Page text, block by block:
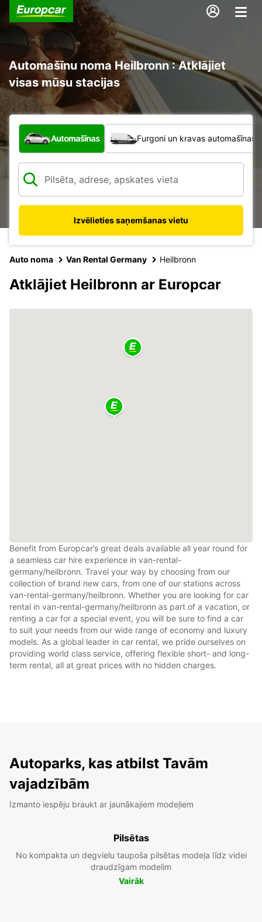
Automašīnu noma Heilbronn : Atklājiet
visas mūsu stacijas
Kāda veida transportlīdzeklis?
Automašīnas Furgoni un kravas automašīnas
Izvēlieties saņemšanas vietu
Auto noma Van Rental Germany Heilbronn
Atklājiet Heilbronn ar Europcar
Benefit from Europcar’s great deals available all year round for
a seamless car hire experience in van-rental-
germany/heilbronn. Travel your way by choosing from our
collection of brand new cars, from one of our stations across
van-rental-germany/heilbronn. Whether you are looking for car
rental in van-rental-germany/heilbronn as part of a vacation, or
renting a car for a special event, you will be sure to find a car
to suit your needs from our wide range of economy and luxury
models. As a global leader in car rental, we pride ourselves on
providing world class service, offering flexible short- and long-
term rental, all at great prices with no hidden charges.
Autoparks, kas atbilst Tavām
vajadzībām
Izmanto iespēju braukt ar jaunākajiem modeļiem
Pilsētas
No kompakta un degvielu taupoša pilsētas modeļa līdz videi
draudzīgam modelim
Vairāk